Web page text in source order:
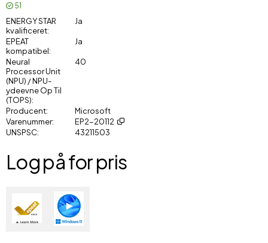
51
ENERGY STAR
kvalificeret
Ja
EPEAT
kompatibel
Ja
Neural
Processor Unit
(NPU) / NPU-
ydeevne Op Til
(TOPS)
40
Producent
Microsoft
Varenummer
EP2-20112
UNSPSC
43211503
Log på for pris